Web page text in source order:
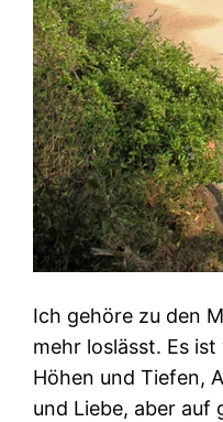
Ich gehöre zu den
mehr loslässt. Es
Höhen und Tiefen,
und Liebe, aber auf